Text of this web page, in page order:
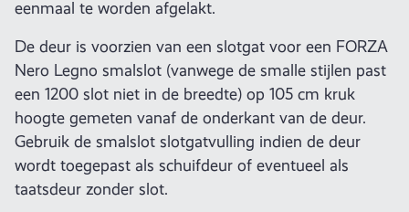
eenmaal te worden afgelakt.
De deur is voorzien van een slotgat voor een FORZA
Nero Legno smalslot (vanwege de smalle stijlen past
een 1200 slot niet in de breedte) op 105 cm kruk
hoogte gemeten vanaf de onderkant van de deur.
Gebruik de smalslot slotgatvulling indien de deur
wordt toegepast als schuifdeur of eventueel als
taatsdeur zonder slot.